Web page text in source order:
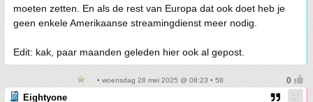
moeten zetten. En als de rest van Europa dat ook doet heb je
geen enkele Amerikaanse streamingdienst meer nodig.
Edit: kak, paar maanden geleden hier ook al gepost.
• woensdag 28 mei 2025 @ 08:23 • 58
Eightyone